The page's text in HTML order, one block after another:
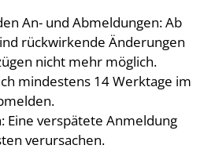
An- und Abmeldungen: Ab
rückwirkende Änderungen
nicht mehr möglich.
mindestens 14 Werktage im
Eine verspätete Anmeldung
verursachen.